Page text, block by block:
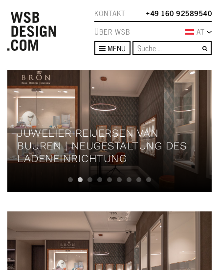
KONTAKT
+49 160 92589540
ÜBER WSB
AT
MENU
JUWELIER REIJERSEN VAN
BUUREN | NEUGESTALTUNG DES
LADENEINRICHTUNG